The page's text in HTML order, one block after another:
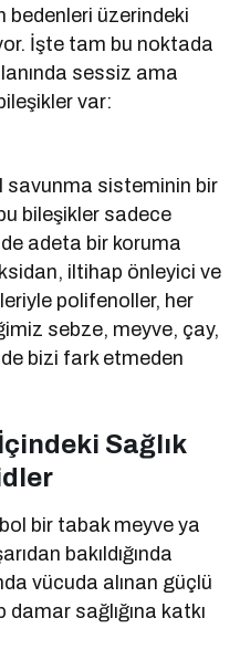
bedenleri üzerindeki
İşte tam bu noktada
sessiz ama
var:
savunma sisteminin bir
bileşikler sadece
adeta bir koruma
iltihap önleyici ve
polifenoller, her
sebze, meyve, çay,
bizi fark etmeden
Sağlık
bol bir tabak meyve ya
bakıldığında
vücuda alınan güçlü
sağlığına katkı